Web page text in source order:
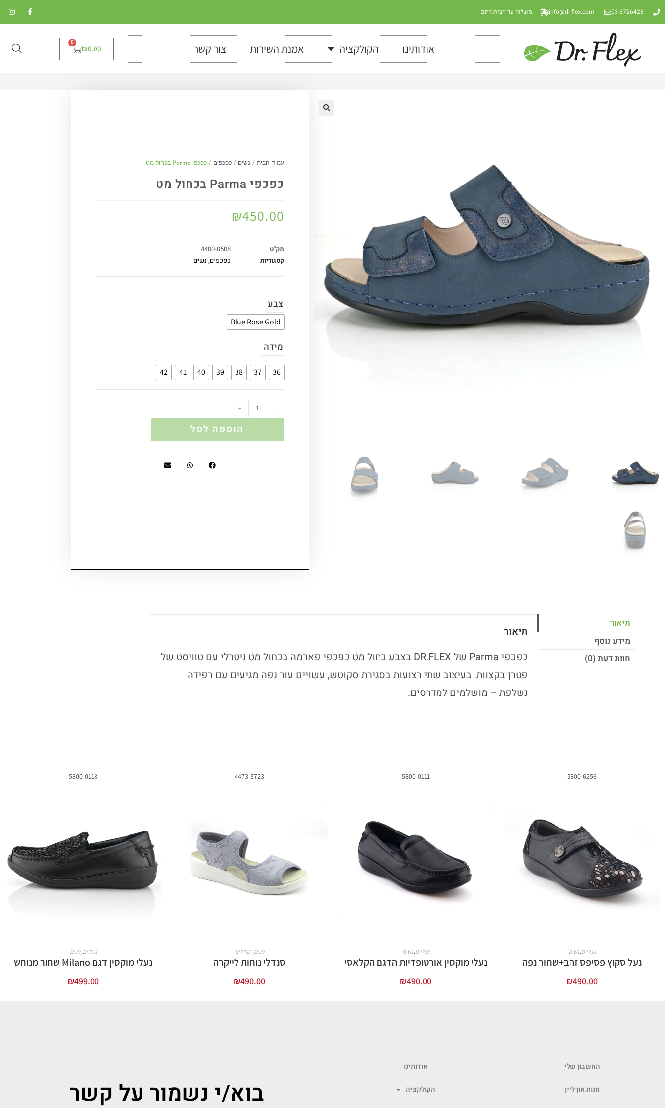
03-6726426
info@dr-flex.com משלוח עד הבית חינם
אודותינו הקולקציה אמנת השירות צור קשר ₪0.00
0
עמוד הבית / נשים / כפכפים / כפכפי Parma בכחול מט
כפכפי Parma בכחול מט
₪450.00
מק"ט
4400-0508
קטגוריות
כפכפים, נשים
צבע
Blue Rose Gold
מידה
36
37
38
39
40
41
42
-
+
הוספה לסל
תיאור
מידע נוסף
חוות דעת (0)
תיאור
כפכפי Parma של DR.FLEX בצבע כחול מט כפכפי פארמה בכחול מט ניטרלי עם טוויסט של
פטרן בקצוות. בעיצוב שתי רצועות בסגירת סקוטש, עשויים עור נפה מגיעים עם רפידה
נשלפת – מושלמים למדרסים.
5800-6256
נעליים,נשים
נעל סקוץ פסיפס זהב+שחור נפה
₪490.00
5800-0111
נעליים,נשים
נעלי מוקסין אורטופדיות הדגם הקלאסי
₪490.00
4473-3723
נשים,סנדלים
סנדלי נוחות לייקרה
₪490.00
5800-0118
נעליים,נשים
נעלי מוקסין דגם Milano שחור מנוחש
₪499.00
החשבון שלי
חנות און ליין
אודותינו
הקולקציה בוא/י נשמור על קשר